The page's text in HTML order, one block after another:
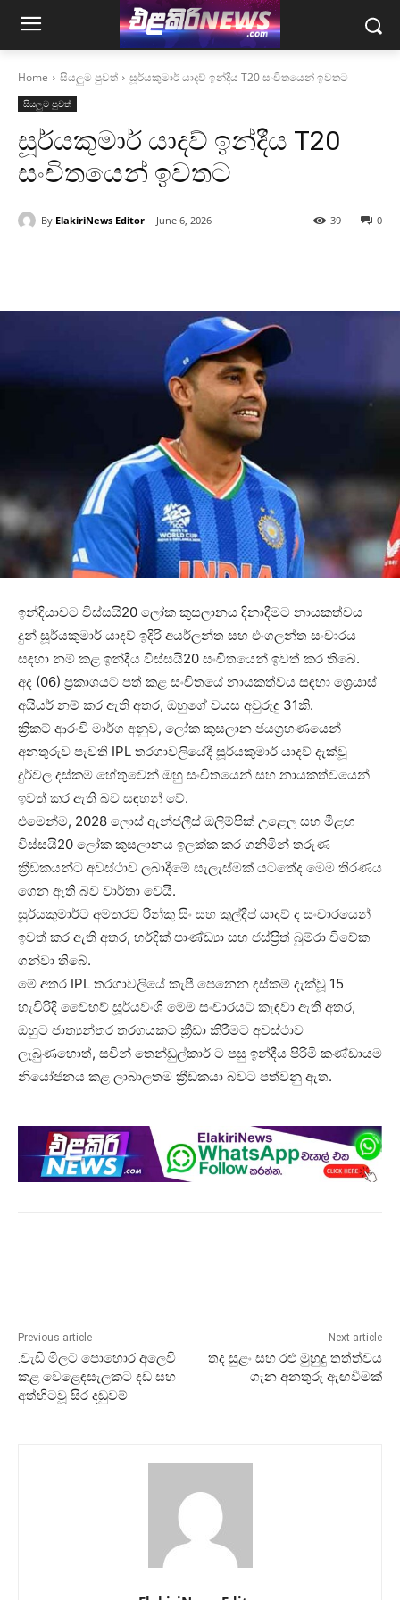
Home සියලුම පුවත් සූර්යකුමාර් යාදව් ඉන්දීය T20 සංචිතයෙන් ඉවතට
සියලුම පුවත්
සූර්යකුමාර් යාදව් ඉන්දීය T20
සංචිතයෙන් ඉවතට
By ElakiriNews Editor June 6, 2026 0
39
ඉන්දියාවට විස්සයි20 ලෝක කුසලානය දිනාදීමට නායකත්වය
දුන් සූර්යකුමාර් යාදව් ඉදිරි අයර්ලන්ත සහ එංගලන්ත සංචාරය
සඳහා නම් කළ ඉන්දීය විස්සයි20 සංචිතයෙන් ඉවත් කර තිබේ.
අද (06) ප්‍රකාශයට පත් කළ සංචිතයේ නායකත්වය සඳහා ශ්‍රෙයාස්
අයියර් නම් කර ඇති අතර, ඔහුගේ වයස අවුරුදු 31කි.
ක්‍රිකට් ආරංචි මාර්ග අනුව, ලෝක කුසලාන ජයග්‍රහණයෙන්
අනතුරුව පැවති IPL තරගාවලියේදී සූර්යකුමාර් යාදව් දැක්වූ
දුර්වල දස්කම් හේතුවෙන් ඔහු සංචිතයෙන් සහ නායකත්වයෙන්
ඉවත් කර ඇති බව සඳහන් වේ.
එමෙන්ම, 2028 ලොස් ඇන්ජලීස් ඔලිම්පික් උළෙල සහ මීළඟ
විස්සයි20 ලෝක කුසලානය ඉලක්ක කර ගනිමින් තරුණ
ක්‍රීඩකයන්ට අවස්ථාව ලබාදීමේ සැලැස්මක් යටතේද මෙම තීරණය
ගෙන ඇති බව වාර්තා වෙයි.
සූර්යකුමාර්ට අමතරව රින්කු සිං සහ කුල්දීප් යාදව් ද සංචාරයෙන්
ඉවත් කර ඇති අතර, හර්දික් පාණ්ඩ්‍යා සහ ජස්ප්‍රිත් බුම්රා විවේක
ගන්වා තිබේ.
මේ අතර IPL තරගාවලියේ කැපී පෙනෙන දස්කම් දැක්වූ 15
හැවිරිදි වෛභව් සූර්යවංශි මෙම සංචාරයට කැඳවා ඇති අතර,
ඔහුට ජාත්‍යන්තර තරගයකට ක්‍රීඩා කිරීමට අවස්ථාව
ලැබුණහොත්, සචින් තෙන්ඩුල්කාර් ට පසු ඉන්දීය පිරිමි කණ්ඩායම
නියෝජනය කළ ලාබාලතම ක්‍රීඩකයා බවට පත්වනු ඇත.
Previous article
.වැඩි මිලට පොහොර අලෙවි
කළ වෙළෙඳසැලකට දඩ සහ
අත්හිටවූ සිර දඬුවම්
Next article
තද සුළං සහ රළු මුහුදු තත්ත්වය
ගැන අනතුරු ඇඟවීමක්